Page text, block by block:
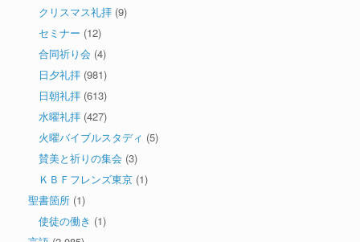
クリスマス礼拝 (9)
セミナー (12)
合同祈り会 (4)
日夕礼拝 (981)
日朝礼拝 (613)
水曜礼拝 (427)
火曜バイブルスタディ (5)
賛美と祈りの集会 (3)
ＫＢＦフレンズ東京 (1)
聖書箇所 (1)
使徒の働き (1)